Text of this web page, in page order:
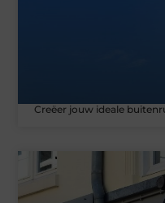
Creëer jouw ideale